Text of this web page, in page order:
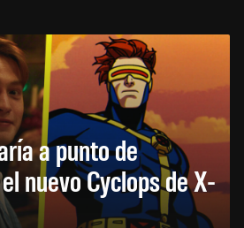
a punto de
nuevo Cyclops de X-